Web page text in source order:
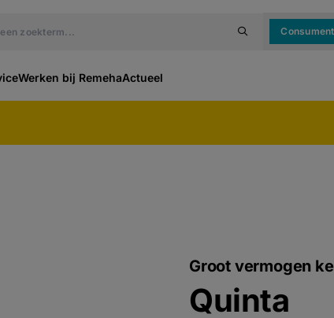
Consument
Werken bij RemehaActueel
Groot vermogen
Quinta